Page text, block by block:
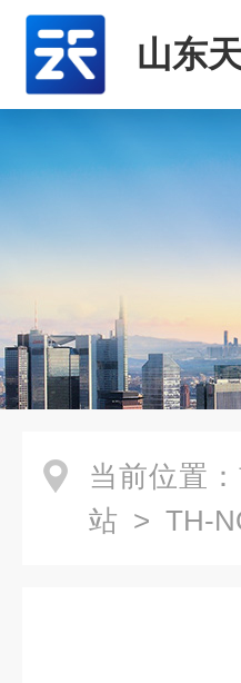
山东
当前位置：
站 > TH-